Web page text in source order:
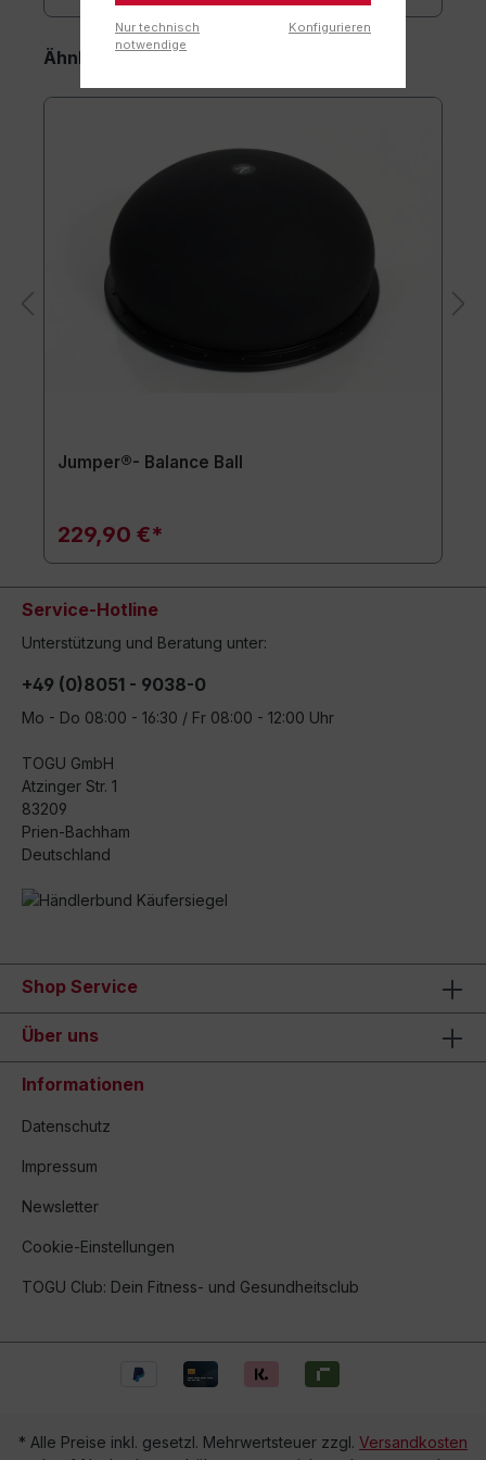
Ähnliche Artikel
Jumper®- Balance Ball
229,90 €*
Service-Hotline
Unterstützung und Beratung unter:
+49 (0)8051 - 9038-0
Mo - Do 08:00 - 16:30 / Fr 08:00 - 12:00 Uhr
TOGU GmbH
Atzinger Str. 1
83209
Prien-Bachham
Deutschland
Shop Service
Über uns
Informationen
Datenschutz
Impressum
Newsletter
Cookie-Einstellungen
TOGU Club: Dein Fitness- und Gesundheitsclub
* Alle Preise inkl. gesetzl. Mehrwertsteuer zzgl. Versandkosten
Nur technisch
notwendige
Konfigurieren